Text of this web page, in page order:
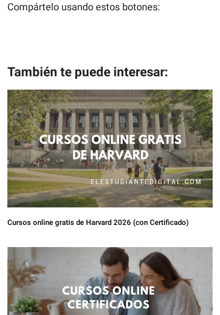
Compártelo usando estos botones:
También te puede interesar:
Cursos online gratis de Harvard 2026 (con Certificado)